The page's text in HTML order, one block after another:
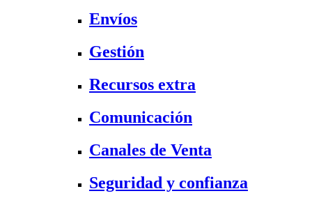
Envíos
Gestión
Recursos extra
Comunicación
Canales de Venta
Seguridad y confianza